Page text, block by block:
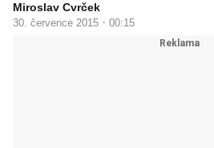
Miroslav Cvrček
30. července 2015 · 00:15